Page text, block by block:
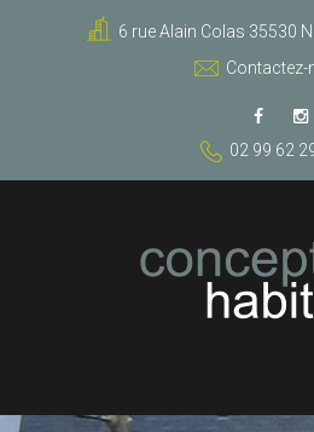
6 rue Alain Colas 35530
Contactez-
02 99 62